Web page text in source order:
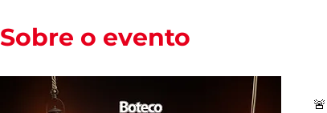
Sobre o evento